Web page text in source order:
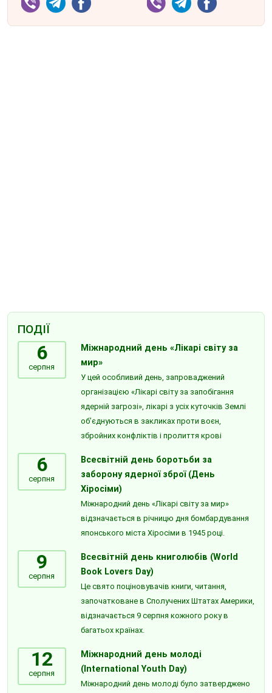
ПОДІЇ
6
серпня
Міжнародний день «Лікарі світу за
мир»
У цей особливий день, запроваджений
організацією «Лікарі світу за запобігання
ядерній загрозі», лікарі з усіх куточків Землі
об’єднуються в закликах проти воєн,
збройних конфліктів і пролиття крові
6
серпня
Всесвітній день боротьби за
заборону ядерної зброї (День
Хіросіми)
Міжнародний день «Лікарі світу за мир»
відзначається в річницю дня бомбардування
японського міста Хіросіми в 1945 році.
9
серпня
Всесвітній день книголюбів (World
Book Lovers Day)
Це свято поціновувачів книги, читання,
започатковане в Сполучених Штатах Америки,
відзначається 9 серпня кожного року в
багатьох країнах.
12
серпня
Міжнародний день молоді
(International Youth Day)
Міжнародний день молоді було затверджено